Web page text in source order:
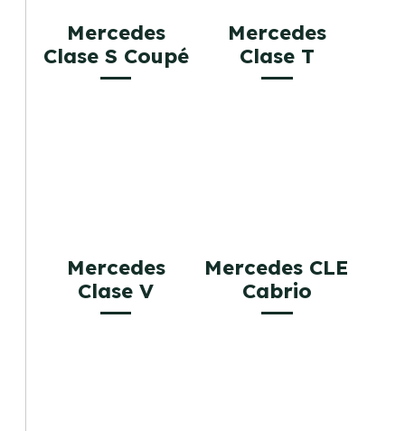
Mercedes
Clase S Coupé
Mercedes
Clase T
Mercedes
Clase V
Mercedes CLE
Cabrio